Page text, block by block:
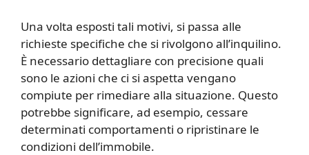
Una volta esposti tali motivi, si passa alle
richieste specifiche che si rivolgono all’inquilino.
È necessario dettagliare con precisione quali
sono le azioni che ci si aspetta vengano
compiute per rimediare alla situazione. Questo
potrebbe significare, ad esempio, cessare
determinati comportamenti o ripristinare le
condizioni dell’immobile.